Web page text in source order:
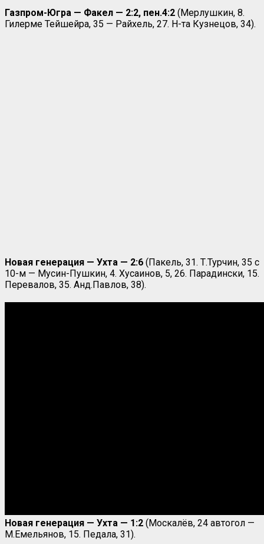
Газпром-Югра — Факел — 2:2, пен.4:2 (Мерлушкин, 8.
Гилерме Тейшейра, 35 — Райхель, 27. Н-та Кузнецов, 34).
Новая генерация — Ухта — 2:6 (Пакель, 31. Т.Турчин, 35 с
10-м — Мусин-Пушкин, 4. Хусаинов, 5, 26. Парадински, 15.
Перевалов, 35. Анд.Павлов, 38).
Новая генерация — Ухта — 1:2 (Москалёв, 24 автогол —
М.Емельянов, 15. Педала, 31).